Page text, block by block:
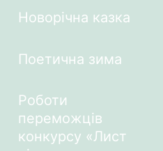
Новорічна казка
Поетична зима
Роботи
переможців
конкурсу «Лист